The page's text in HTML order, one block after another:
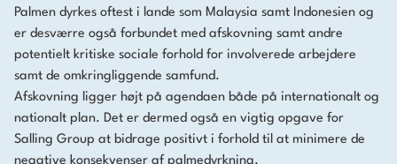
Palmen dyrkes oftest i lande som Malaysia samt Indonesien og
er desværre også forbundet med afskovning samt andre
potentielt kritiske sociale forhold for involverede arbejdere
samt de omkringliggende samfund.
Afskovning ligger højt på agendaen både på internationalt og
nationalt plan. Det er dermed også en vigtig opgave for
Salling Group at bidrage positivt i forhold til at minimere de
negative konsekvenser af palmedyrkning.